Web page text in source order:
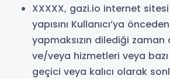
XXXXX, gazi.io internet
yapısını Kullanıcı’ya
yapmaksızın dilediği
ve/veya hizmetleri veya
geçici veya kalıcı olarak